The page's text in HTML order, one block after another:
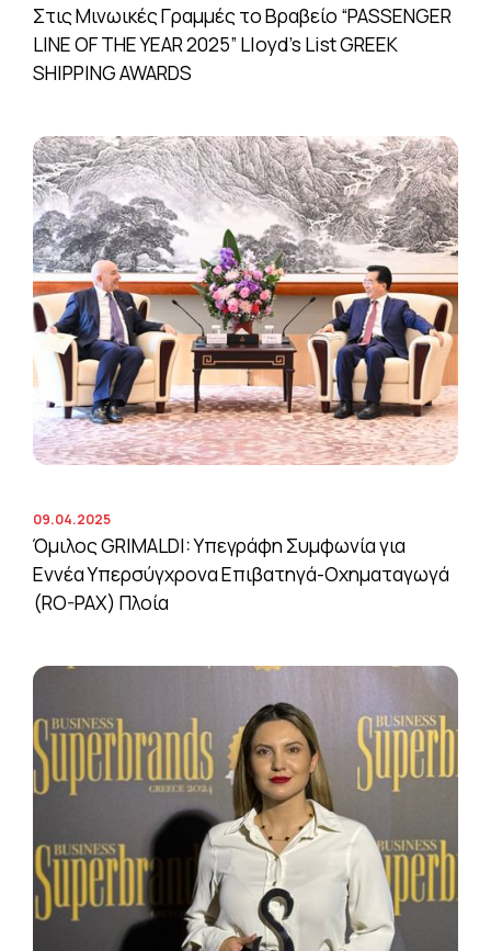
Στις Μινωικές Γραμμές το Βραβείο “PASSENGER
LINE OF THE YEAR 2025” Lloyd’s List GREEK
SHIPPING AWARDS
09.04.2025
Όμιλος GRIMALDI: Υπεγράφη Συμφωνία για
Εννέα Υπερσύγχρονα Επιβατηγά-Οχηματαγωγά
(RO-PAX) Πλοία